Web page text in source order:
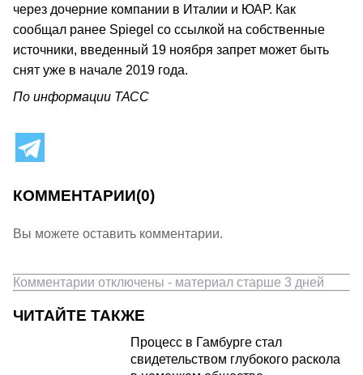
через дочерние компании в Италии и ЮАР. Как
сообщал ранее Spiegel со ссылкой на собственные
источники, введенный 19 ноября запрет может быть
снят уже в начале 2019 года.
По информации ТАСС
КОММЕНТАРИИ(0)
Вы можете оставить комментарии.
Комментарии отключены - материал старше 3 дней
ЧИТАЙТЕ ТАКЖЕ
Процесс в Гамбурге стал
свидетельством глубокого раскола